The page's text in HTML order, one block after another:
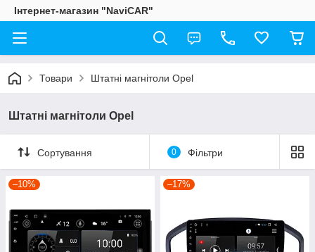
Інтернет-магазин "NaviCAR"
Товари Штатні магнітоли Opel
Штатні магнітоли Opel
Сортування 0 Фільтри
–10% –17%